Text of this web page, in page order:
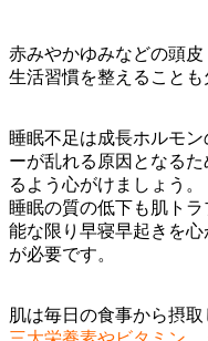
赤みやかゆみなどの頭
生活習慣を整えることも
睡眠不足は成長ホルモ
ーが乱れる原因となる
るよう心がけましょう。
睡眠の質の低下も肌ト
能な限り早寝早起きを
が必要です。
肌は毎日の食事から摂取